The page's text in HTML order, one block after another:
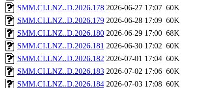
SMM.CI.LNZ..D.2026.178 2026-06-27 17:07 60K
SMM.CI.LNZ..D.2026.179 2026-06-28 17:09 60K
SMM.CI.LNZ..D.2026.180 2026-06-29 17:00 68K
SMM.CI.LNZ..D.2026.181 2026-06-30 17:02 60K
SMM.CI.LNZ..D.2026.182 2026-07-01 17:04 60K
SMM.CI.LNZ..D.2026.183 2026-07-02 17:06 60K
SMM.CI.LNZ..D.2026.184 2026-07-03 17:08 60K